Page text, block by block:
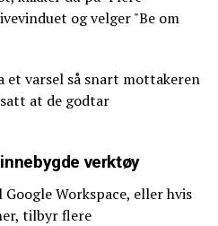
og velger "Be om
varsel så snart mottakeren
at de godtar
verktøy
Workspace, eller hvis
tilbyr flere